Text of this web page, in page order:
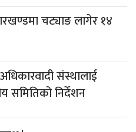
चट्याङ लागेर १४
संस्थालाई
समितिको निर्देशन